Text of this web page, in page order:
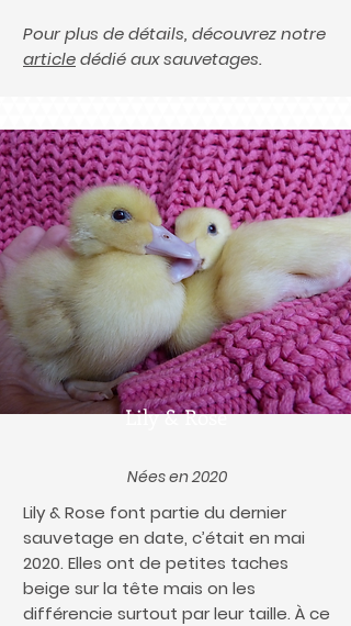
Pour plus de détails, découvrez notre
articledédié aux sauvetages.
Lily & Rose
Nées en 2020
Lily & Rose font partie du dernier
sauvetage en date, c’était en mai
2020. Elles ont de petites taches
beige sur la tête mais on les
différencie surtout par leur taille. À ce